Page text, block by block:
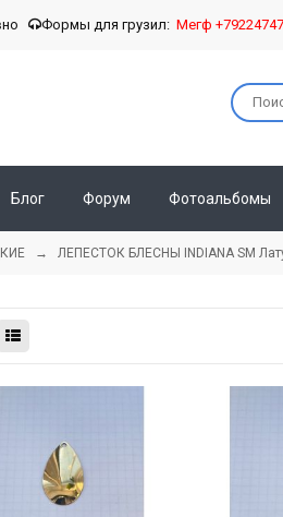
Формы для грузил: Мегф
Блог Форум Фотоальбомы
→ ЛЕПЕСТОК БЛЕСНЫ INDIANA SM